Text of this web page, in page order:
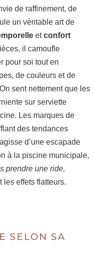
de raffinement, de
un véritable art de
etconfort
il camoufle
pour soi tout en
de couleurs et de
sent nettement que les
sur serviette
Les marques de
des tendances
d’une escapade
à la piscine municipale,
prendre une ride,
les effets flatteurs.
SELON SA